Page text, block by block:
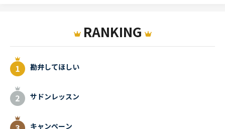
RANKING
勘弁してほしい
サドンレッスン
キャンペーン